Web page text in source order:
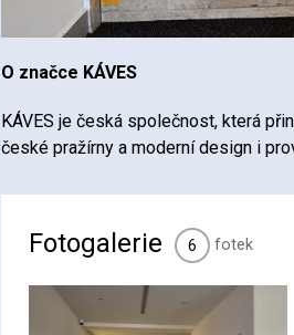
O značce KÁVES
KÁVES je česká společnost, která
české pražírny a moderní design i
Fotogalerie 6 fotek